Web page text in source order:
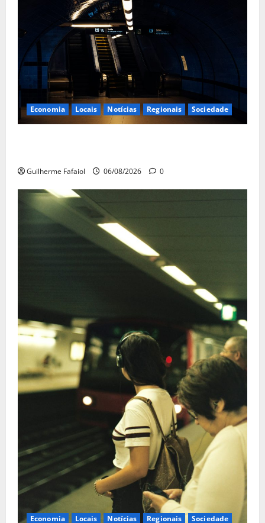
Economia Locais Notícias Regionais Sociedade
Guilherme Fafaiol 06/08/2026 0
Economia Locais Notícias Regionais Sociedade